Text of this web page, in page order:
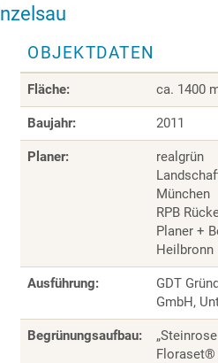
OBJEKTDATEN
Fläche: ca. 1400
Baujahr: 2011
Planer:
realgrün
München
RPB
Planer +
Heilbronn
Ausführung:
GDT
GmbH,
Begrünungsaufbau:
Floraset®